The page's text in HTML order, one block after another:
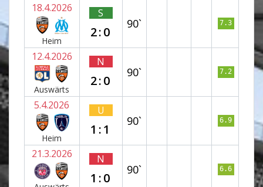
18.4.2026
Heim
S
2:0
90` 7.3
12.4.2026
Auswärts
N
2:0
90` 7.2
5.4.2026
Heim
U
1:1
90` 6.9
21.3.2026 N
1:0
90` 6.6